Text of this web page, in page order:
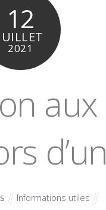
12
2021
Informations utiles